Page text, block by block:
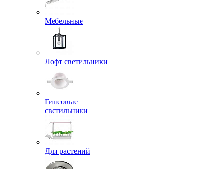
Мебельные
Лофт светильники
Гипсовые
светильники
Для растений